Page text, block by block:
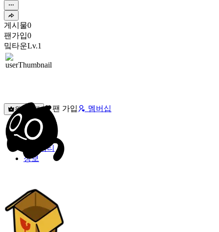
게시물0
팬가입0
밐타운Lv.1
원픽선택 팬 가입 멤버십
밐타운
피드
커뮤니티
정보